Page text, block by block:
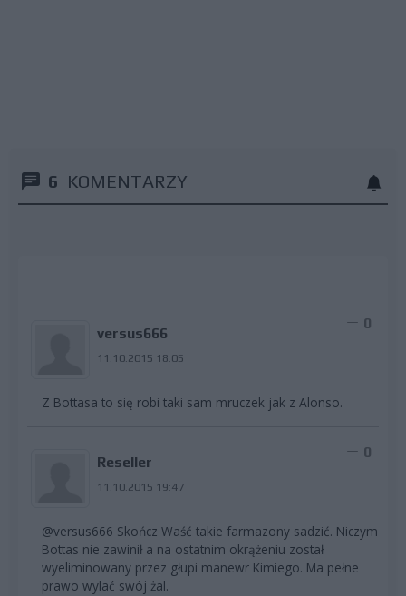
6 KOMENTARZY
versus666
11.10.2015 18:05
0
Z Bottasa to się robi taki sam mruczek jak z Alonso.
Reseller
11.10.2015 19:47
0
@versus666 Skończ Waść takie farmazony sadzić. Niczym
Bottas nie zawinił a na ostatnim okrążeniu został
wyeliminowany przez głupi manewr Kimiego. Ma pełne
prawo wylać swój żal.